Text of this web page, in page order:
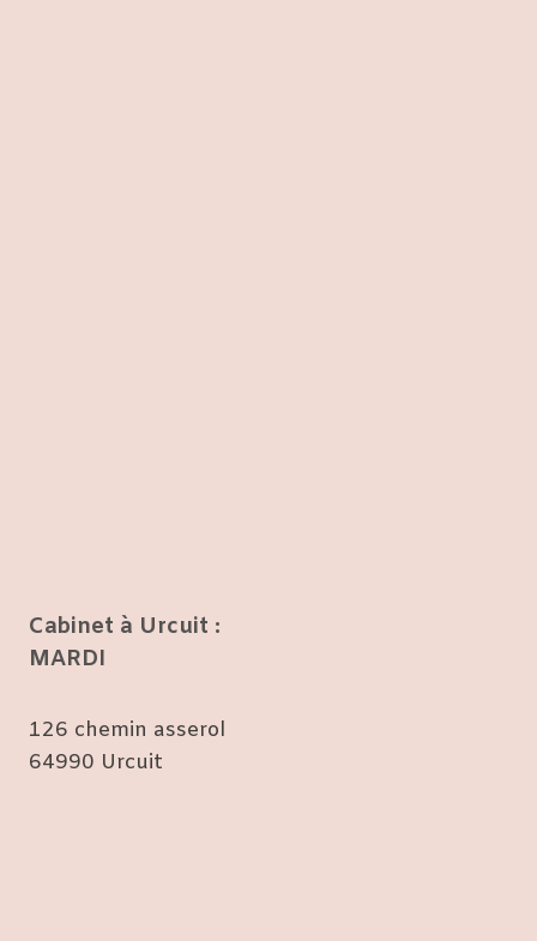
Cabinet à Urcuit :
MARDI
126 chemin asserol
64990 Urcuit